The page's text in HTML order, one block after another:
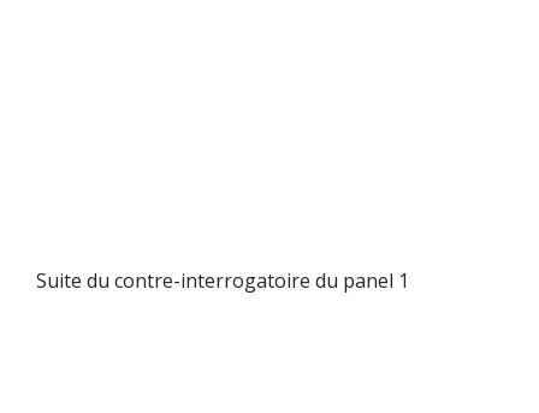
Suite du contre-interrogatoire du panel 1